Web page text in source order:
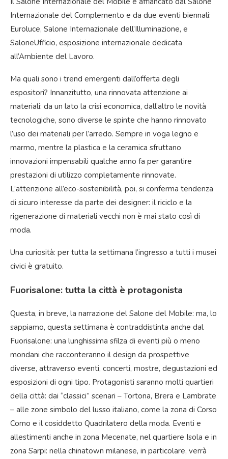
Internazionale del Complemento e da due eventi biennali:
Euroluce, Salone Internazionale dell’Illuminazione, e
SaloneUfficio, esposizione internazionale dedicata
all’Ambiente del Lavoro.
Ma quali sono i trend emergenti dall’offerta degli
espositori? Innanzitutto, una rinnovata attenzione ai
materiali: da un lato la crisi economica, dall’altro le novità
tecnologiche, sono diverse le spinte che hanno rinnovato
l’uso dei materiali per l’arredo. Sempre in voga legno e
marmo, mentre la plastica e la ceramica sfruttano
innovazioni impensabili qualche anno fa per garantire
prestazioni di utilizzo completamente rinnovate.
L’attenzione all’eco-sostenibilità, poi, si conferma tendenza
di sicuro interesse da parte dei designer: il riciclo e la
rigenerazione di materiali vecchi non è mai stato così di
moda.
Una curiosità: per tutta la settimana l’ingresso a tutti i musei
civici è gratuito.
Fuorisalone: tutta la città è protagonista
Questa, in breve, la narrazione del Salone del Mobile: ma, lo
sappiamo, questa settimana è contraddistinta anche dal
Fuorisalone: una lunghissima sfilza di eventi più o meno
mondani che racconteranno il design da prospettive
diverse, attraverso eventi, concerti, mostre, degustazioni ed
esposizioni di ogni tipo. Protagonisti saranno molti quartieri
della città: dai “classici” scenari – Tortona, Brera e Lambrate
– alle zone simbolo del lusso italiano, come la zona di Corso
Como e il cosiddetto Quadrilatero della moda. Eventi e
allestimenti anche in zona Mecenate, nel quartiere Isola e in
zona Sarpi: nella chinatown milanese, in particolare, verrà